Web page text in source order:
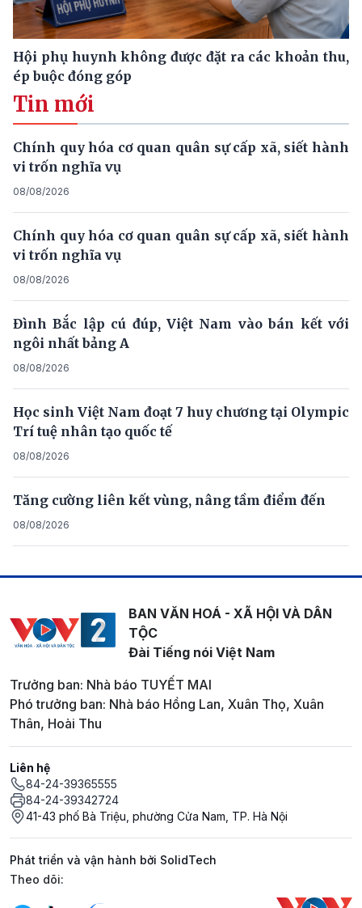
Hội phụ huynh không được đặt ra các khoản thu,
ép buộc đóng góp
Tin mới
Chính quy hóa cơ quan quân sự cấp xã, siết hành
vi trốn nghĩa vụ
08/08/2026
Chính quy hóa cơ quan quân sự cấp xã, siết hành
vi trốn nghĩa vụ
08/08/2026
Đình Bắc lập cú đúp, Việt Nam vào bán kết với
ngôi nhất bảng A
08/08/2026
Học sinh Việt Nam đoạt 7 huy chương tại Olympic
Trí tuệ nhân tạo quốc tế
08/08/2026
Tăng cường liên kết vùng, nâng tầm điểm đến
08/08/2026
BAN VĂN HOÁ - XÃ HỘI VÀ DÂN
TỘC
Đài Tiếng nói Việt Nam
Trưởng ban: Nhà báo TUYẾT MAI
Phó trưởng ban: Nhà báo Hồng Lan, Xuân Thọ, Xuân
Thân, Hoài Thu
Liên hệ
84-24-39365555
84-24-39342724
41-43 phố Bà Triệu, phường Cửa Nam, TP. Hà Nội
Phát triển và vận hành bởi SolidTech
Mạng xã hội
Theo dõi: